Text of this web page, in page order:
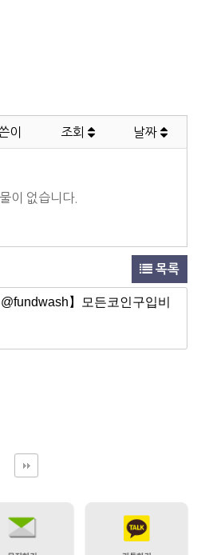
이 조회 날짜
이 없습니다.
목록